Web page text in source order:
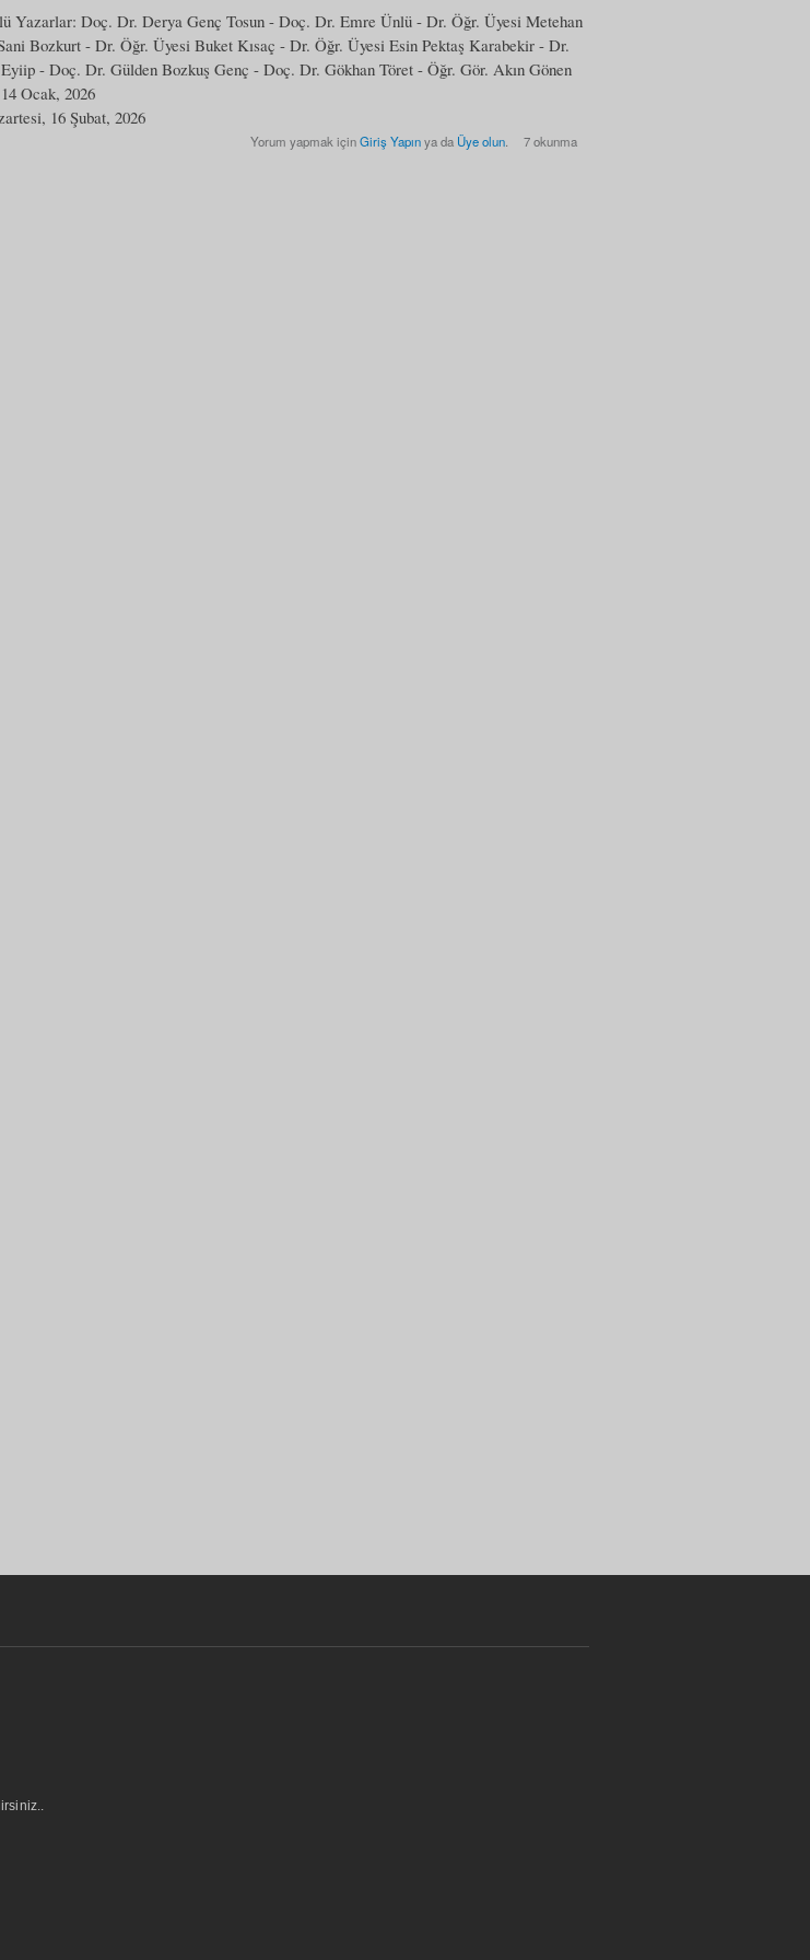
Yazarlar: Doç. Dr. Derya Genç Tosun - Doç. Dr. Emre Ünlü - Dr. Öğr. Üyesi Metehan
Bozkurt - Dr. Öğr. Üyesi Buket Kısaç - Dr. Öğr. Üyesi Esin Pektaş Karabekir - Dr.
- Doç. Dr. Gülden Bozkuş Genç - Doç. Dr. Gökhan Töret - Öğr. Gör. Akın Gönen
Ocak, 2026
16 Şubat, 2026
Yorum yapmak içinGiriş Yapınya da Üye olun. 7 okunma